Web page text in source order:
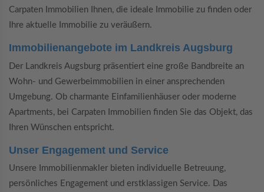
Carpaten Immobilien Ihnen, die ideale Immobilie zu finden oder
Ihre aktuelle Immobilie zu veräußern.
Immobilienangebote im Landkreis Augsburg
Der Landkreis Augsburg präsentiert eine große Bandbreite an
Wohn- und Gewerbeimmobilien in einer ansprechenden
Umgebung. Ob charmante Einfamilienhäuser oder moderne
Apartments, bei Carpaten Immobilien finden Sie das Objekt, das
Ihren Wünschen entspricht.
Unser Engagement und Service
Unsere Immobilienmakler bieten individuelle Betreuung,
persönliches Engagement und erstklassigen Service. Das